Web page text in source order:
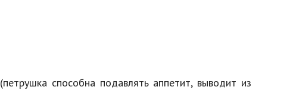
способна подавлять аппетит, выводит из